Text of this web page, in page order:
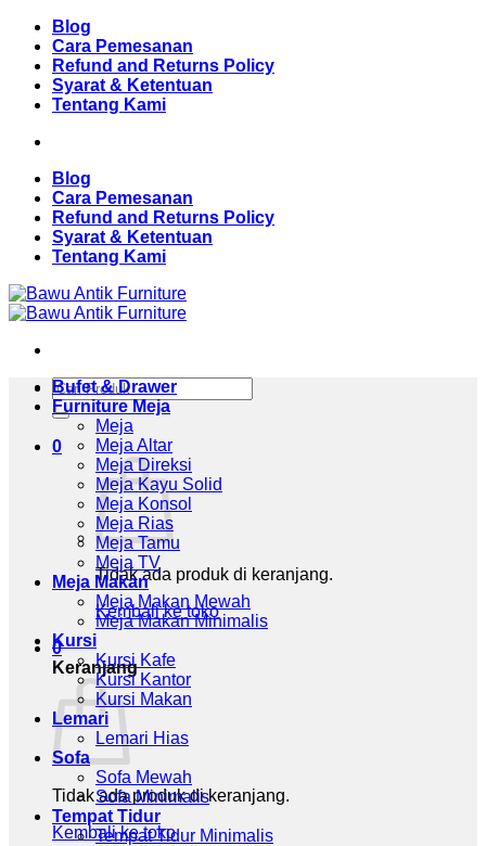
Skip
content
Blog
Cara Pemesanan
Refund and Returns Policy
Syarat & Ketentuan
Tentang Kami
Blog
Cara Pemesanan
Refund and Returns Policy
Syarat & Ketentuan
Tentang Kami
Pencarian
untuk:
0
Tidak ada produk di keranjang.
Kembali ke toko
0
Keranjang
Tidak ada produk di keranjang.
Kembali ke toko
Bufet & Drawer
Furniture Meja
Meja
Meja Altar
Meja Direksi
Meja Kayu Solid
Meja Konsol
Meja Rias
Meja Tamu
Meja TV
Meja Makan
Meja Makan Mewah
Meja Makan Minimalis
Kursi
Kursi Kafe
Kursi Kantor
Kursi Makan
Lemari
Lemari Hias
Sofa
Sofa Mewah
Sofa Minimalis
Tempat Tidur
Tempat Tidur Minimalis